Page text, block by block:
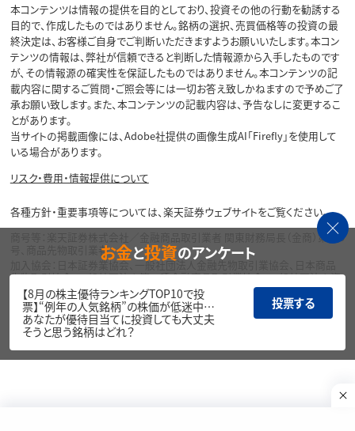
本コンテンツは情報の提供を目的としており、投資その他の行動を勧誘する
目的で、作成したものではありません。銘柄の選択、売買価格等の投資の最
終決定は、お客様ご自身でご判断いただきますようお願いいたします。本コン
テンツの情報は、弊社が信頼できると判断した情報源から入手したものです
が、その情報源の確実性を保証したものではありません。本コンテンツの記
載内容に関するご質問・ご照会等には一切お答え致しかねますので予めご了
承お願い致します。また、本コンテンツの記載内容は、予告なしに変更するこ
とがあります。
当サイトの掲載画像には、Adobe社提供の画像生成AI「Firefly」を使用して
いる場合があります。
リスク・費用・情報提供について
各種方針・重要事項等については、楽天証券ウェブサイトをご覧ください。
商号等：楽天証券株式会社／金融商品取引業者 関東財務局長（金商）第195
号、商品先物取引業者
加入協会：日本証券業協会、一般社団法人金融先物取引業協会、日本商品
先物取引協会、一般社団法人第二種金融商品取引業協会、一般社団法人資
産運用業協会
Copyright©
1999-2026 Rakuten Securities, Inc. All
Rights Reserved.
お金と投資のアンケート
【8月の株主優待ランキングTOP10で投
票】“例年の人気銘柄”の株価が低迷中…
あなたが優待目当てに投資しても大丈夫
そうと思う銘柄はどれ？
投票する